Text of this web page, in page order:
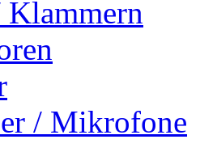
/ Mikrofone